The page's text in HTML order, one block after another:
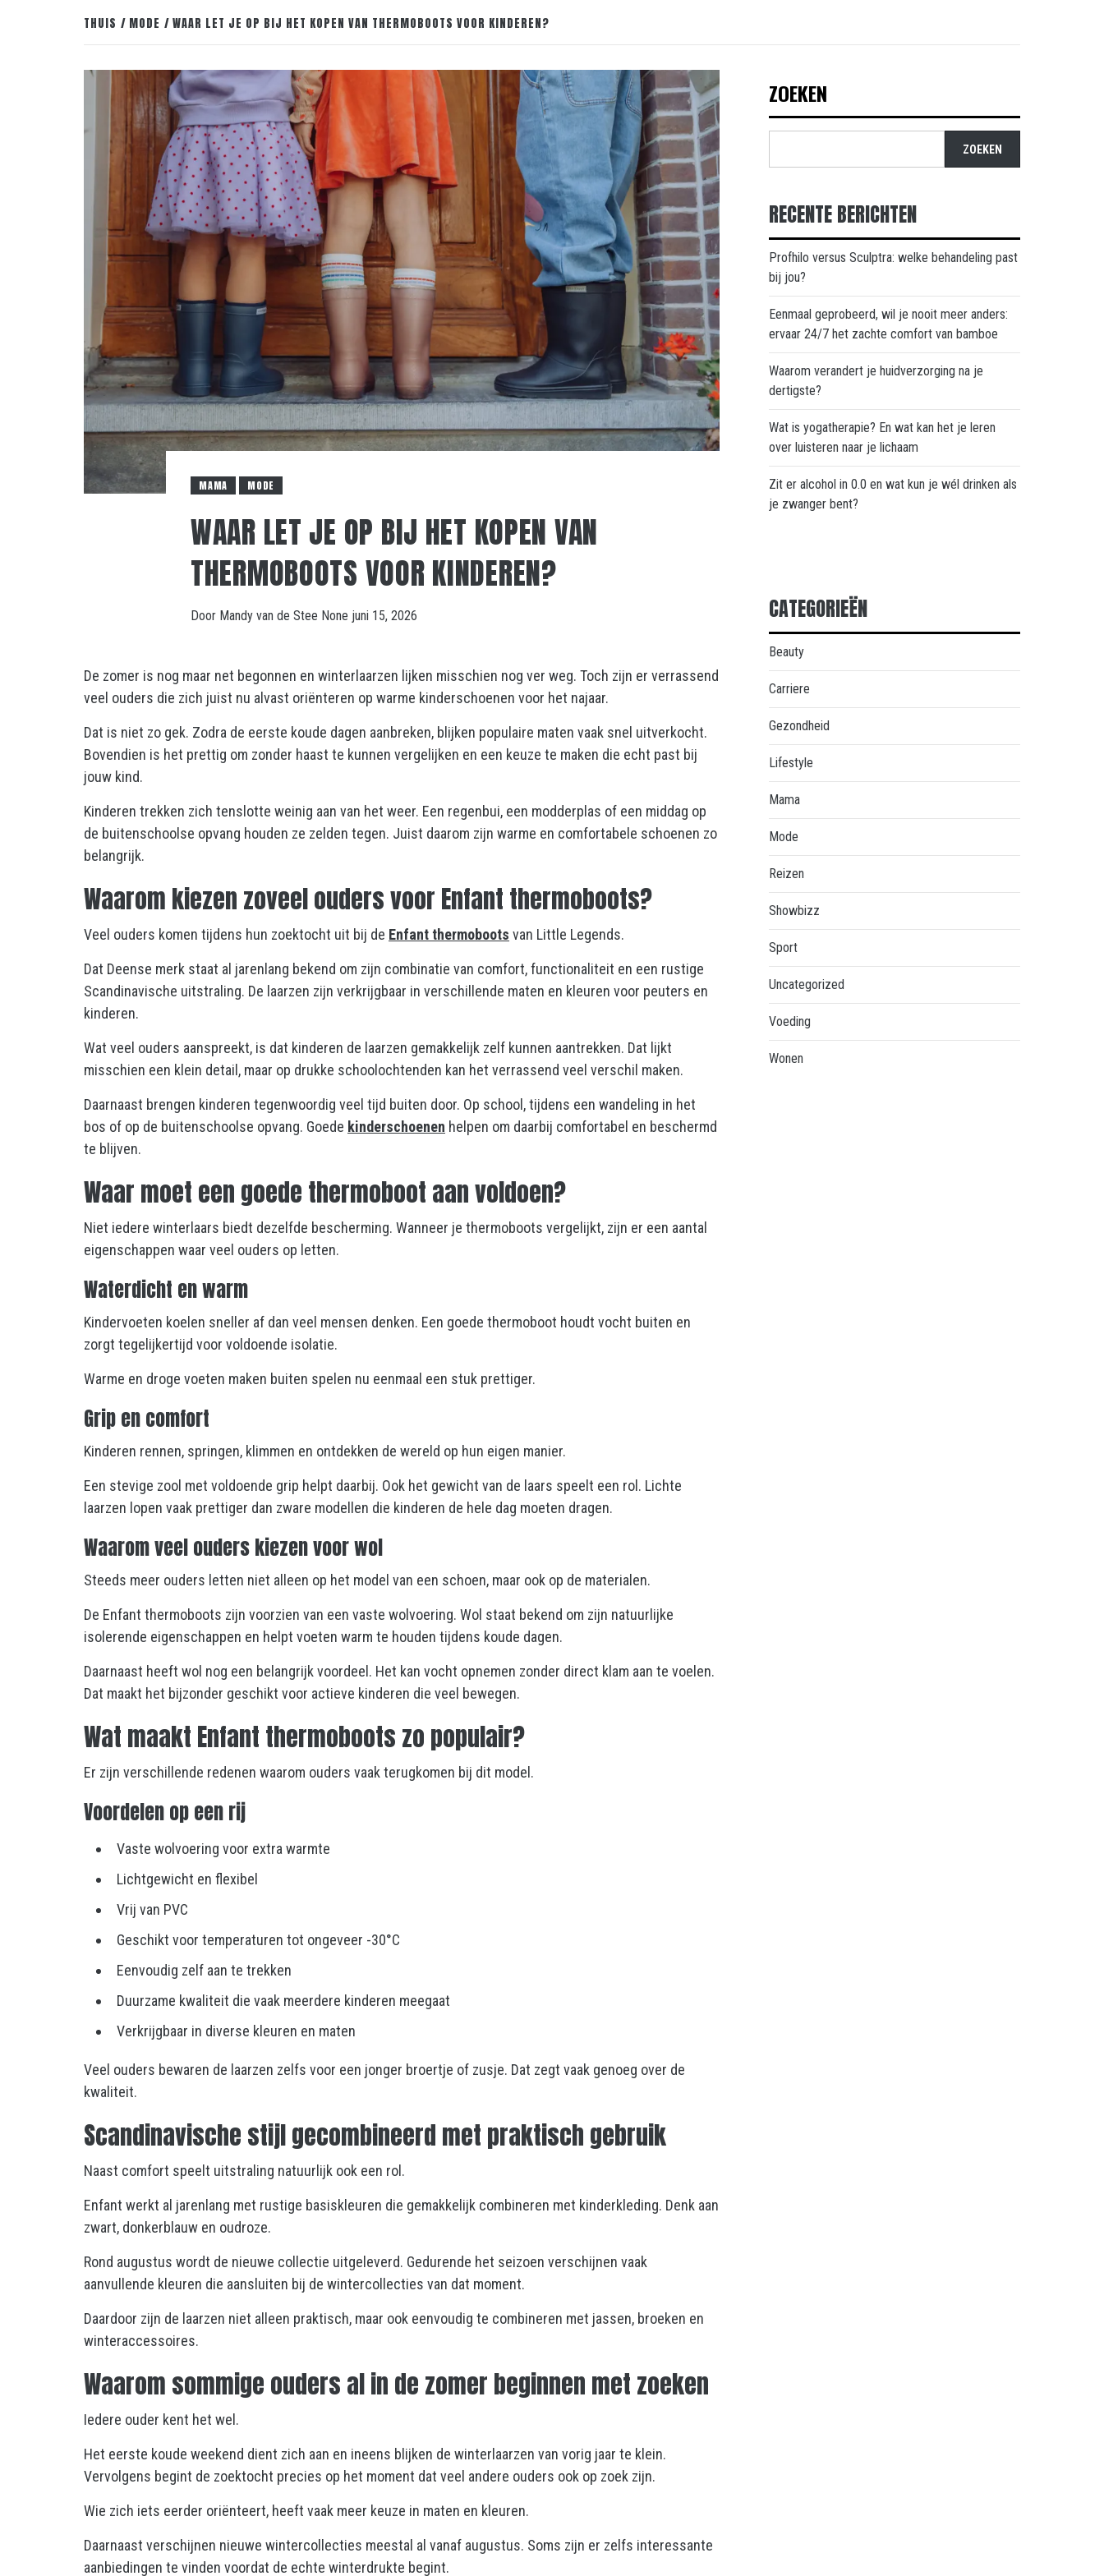
THUIS MODE WAAR LET JE OP BIJ HET KOPEN VAN THERMOBOOTS VOOR KINDEREN?
MAMA MODE
WAAR LET JE OP BIJ HET KOPEN VAN
THERMOBOOTS VOOR KINDEREN?
Door Mandy van de Stee None juni 15, 2026
De zomer is nog maar net begonnen en winterlaarzen lijken misschien nog ver weg. Toch zijn er verrassend
veel ouders die zich juist nu alvast oriënteren op warme kinderschoenen voor het najaar.
Dat is niet zo gek. Zodra de eerste koude dagen aanbreken, blijken populaire maten vaak snel uitverkocht.
Bovendien is het prettig om zonder haast te kunnen vergelijken en een keuze te maken die echt past bij
jouw kind.
Kinderen trekken zich tenslotte weinig aan van het weer. Een regenbui, een modderplas of een middag op
de buitenschoolse opvang houden ze zelden tegen. Juist daarom zijn warme en comfortabele schoenen zo
belangrijk.
Waarom kiezen zoveel ouders voor Enfant thermoboots?
Veel ouders komen tijdens hun zoektocht uit bij de Enfant thermoboots van Little Legends.
Dat Deense merk staat al jarenlang bekend om zijn combinatie van comfort, functionaliteit en een rustige
Scandinavische uitstraling. De laarzen zijn verkrijgbaar in verschillende maten en kleuren voor peuters en
kinderen.
Wat veel ouders aanspreekt, is dat kinderen de laarzen gemakkelijk zelf kunnen aantrekken. Dat lijkt
misschien een klein detail, maar op drukke schoolochtenden kan het verrassend veel verschil maken.
Daarnaast brengen kinderen tegenwoordig veel tijd buiten door. Op school, tijdens een wandeling in het
bos of op de buitenschoolse opvang. Goede kinderschoenen helpen om daarbij comfortabel en beschermd
te blijven.
Waar moet een goede thermoboot aan voldoen?
Niet iedere winterlaars biedt dezelfde bescherming. Wanneer je thermoboots vergelijkt, zijn er een aantal
eigenschappen waar veel ouders op letten.
Waterdicht en warm
Kindervoeten koelen sneller af dan veel mensen denken. Een goede thermoboot houdt vocht buiten en
zorgt tegelijkertijd voor voldoende isolatie.
Warme en droge voeten maken buiten spelen nu eenmaal een stuk prettiger.
Grip en comfort
Kinderen rennen, springen, klimmen en ontdekken de wereld op hun eigen manier.
Een stevige zool met voldoende grip helpt daarbij. Ook het gewicht van de laars speelt een rol. Lichte
laarzen lopen vaak prettiger dan zware modellen die kinderen de hele dag moeten dragen.
Waarom veel ouders kiezen voor wol
Steeds meer ouders letten niet alleen op het model van een schoen, maar ook op de materialen.
De Enfant thermoboots zijn voorzien van een vaste wolvoering. Wol staat bekend om zijn natuurlijke
isolerende eigenschappen en helpt voeten warm te houden tijdens koude dagen.
Daarnaast heeft wol nog een belangrijk voordeel. Het kan vocht opnemen zonder direct klam aan te voelen.
Dat maakt het bijzonder geschikt voor actieve kinderen die veel bewegen.
Wat maakt Enfant thermoboots zo populair?
Er zijn verschillende redenen waarom ouders vaak terugkomen bij dit model.
Voordelen op een rij
Vaste wolvoering voor extra warmte
Lichtgewicht en flexibel
Vrij van PVC
Geschikt voor temperaturen tot ongeveer -30°C
Eenvoudig zelf aan te trekken
Duurzame kwaliteit die vaak meerdere kinderen meegaat
Verkrijgbaar in diverse kleuren en maten
Veel ouders bewaren de laarzen zelfs voor een jonger broertje of zusje. Dat zegt vaak genoeg over de
kwaliteit.
Scandinavische stijl gecombineerd met praktisch gebruik
Naast comfort speelt uitstraling natuurlijk ook een rol.
Enfant werkt al jarenlang met rustige basiskleuren die gemakkelijk combineren met kinderkleding. Denk aan
zwart, donkerblauw en oudroze.
Rond augustus wordt de nieuwe collectie uitgeleverd. Gedurende het seizoen verschijnen vaak
aanvullende kleuren die aansluiten bij de wintercollecties van dat moment.
Daardoor zijn de laarzen niet alleen praktisch, maar ook eenvoudig te combineren met jassen, broeken en
winteraccessoires.
Waarom sommige ouders al in de zomer beginnen met zoeken
Iedere ouder kent het wel.
Het eerste koude weekend dient zich aan en ineens blijken de winterlaarzen van vorig jaar te klein.
Vervolgens begint de zoektocht precies op het moment dat veel andere ouders ook op zoek zijn.
Wie zich iets eerder oriënteert, heeft vaak meer keuze in maten en kleuren.
Daarnaast verschijnen nieuwe wintercollecties meestal al vanaf augustus. Soms zijn er zelfs interessante
aanbiedingen te vinden voordat de echte winterdrukte begint.
ZOEKEN
ZOEKEN
RECENTE BERICHTEN
Profhilo versus Sculptra: welke behandeling past
bij jou?
Eenmaal geprobeerd, wil je nooit meer anders:
ervaar 24/7 het zachte comfort van bamboe
Waarom verandert je huidverzorging na je
dertigste?
Wat is yogatherapie? En wat kan het je leren
over luisteren naar je lichaam
Zit er alcohol in 0.0 en wat kun je wél drinken als
je zwanger bent?
CATEGORIEËN
Beauty
Carriere
Gezondheid
Lifestyle
Mama
Mode
Reizen
Showbizz
Sport
Uncategorized
Voeding
Wonen